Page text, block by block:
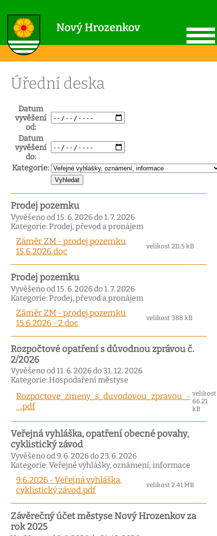
Úřední deska
Datum
vyvěšení
od:
Datum
vyvěšení
do:
Kategorie:
Prodej pozemku
Vyvěšeno od 15. 6. 2026 do 1. 7. 2026
Kategorie: Prodej, převod a pronájem
Záměr ZM - prodej pozemku
15.6.2026.doc
velikost 211.5 kB
Prodej pozemku
Vyvěšeno od 15. 6. 2026 do 1. 7. 2026
Kategorie: Prodej, převod a pronájem
Záměr ZM - prodej pozemku
15.6.2026 - 2.doc
velikost 388 kB
Rozpočtové opatření s důvodnou zprávou č.
2/2026
Vyvěšeno od 11. 6. 2026 do 31. 12. 2026
Kategorie: Hospodaření městyse
Rozpoctove_zmeny_s_duvodovou_zpravou_-
_.pdf
velikost
66.21
kB
Veřejná vyhláška, opatření obecné povahy,
cyklistický závod
Vyvěšeno od 9. 6. 2026 do 23. 6. 2026
Kategorie: Veřejné vyhlášky, oznámení, informace
9.6.2026 - Veřejná vyhláška,
cyklistický závod.pdf
velikost 2.41 MB
Závěrečný účet městyse Nový Hrozenkov za
rok 2025